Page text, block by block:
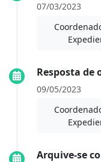
07/03/2023
Resposta de
09/05/2023
Arquive-se